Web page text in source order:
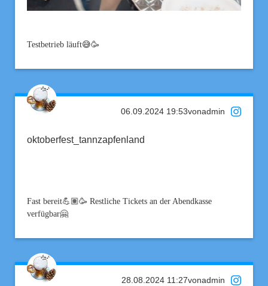
Testbetrieb läuft😅🥳
06.09.2024 19:53vonadmin
oktoberfest_tannzapfenland
Fast bereit💪🏽🥳 Restliche Tickets an der Abendkasse
verfügbar🤗
28.08.2024 11:27vonadmin